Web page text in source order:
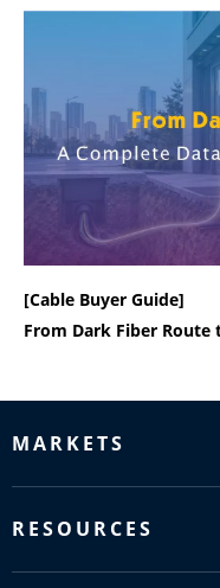
[Cable Buyer Guide]
MARKETS
RESOURCES